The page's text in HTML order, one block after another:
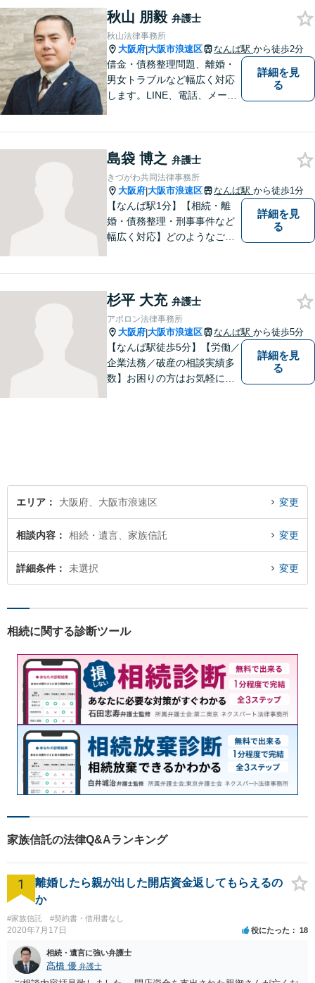
クライアントの話を丁寧に聞
き、意思疎通を測った上で最
適な解決策を提示します。
秋山 朋毅 弁護士
秋山法律事務所
大阪府|大阪市浪速区 なんば駅 から徒歩2分
借金・債務整理問題、離婚・
男女トラブルなど幅広く対応
します。LINE、電話、メー
をできるだけ少なく！相談し
やすい環境づくりに努め、納
得できる解決を目指します！
詳細を見
る
島袋 博之 弁護士
きづがわ共同法律事務所
大阪府|大阪市浪速区 なんば駅 から徒歩1分
【なんば駅1分】【相続・離
婚・債務整理・刑事事件など
幅広く対応】どのようなご相
けています。一緒に解決への
道筋を考えてまいります。
詳細を見
る
杉平 大充 弁護士
アポロン法律事務所
大阪府|大阪市浪速区 なんば駅 から徒歩5分
【なんば駅徒歩5分】【労働／
企業法務／破産の相談実績多
数】お困りの方はお気軽にご
詳細を見
る
エリア 大阪府、大阪市浪速区 変更
相談内容 相続・遺言、家族信託 変更
詳細条件 未選択 変更
相続に関する診断ツール
家族信託の法律Q&Aランキング
1
離婚したら親が出した開店資金返してもらえるの
か
#家族信託 #契約書・借用書なし
2020年7月17日 役にたった 18
相続・遺言に強い弁護士
髙橋 優 弁護士